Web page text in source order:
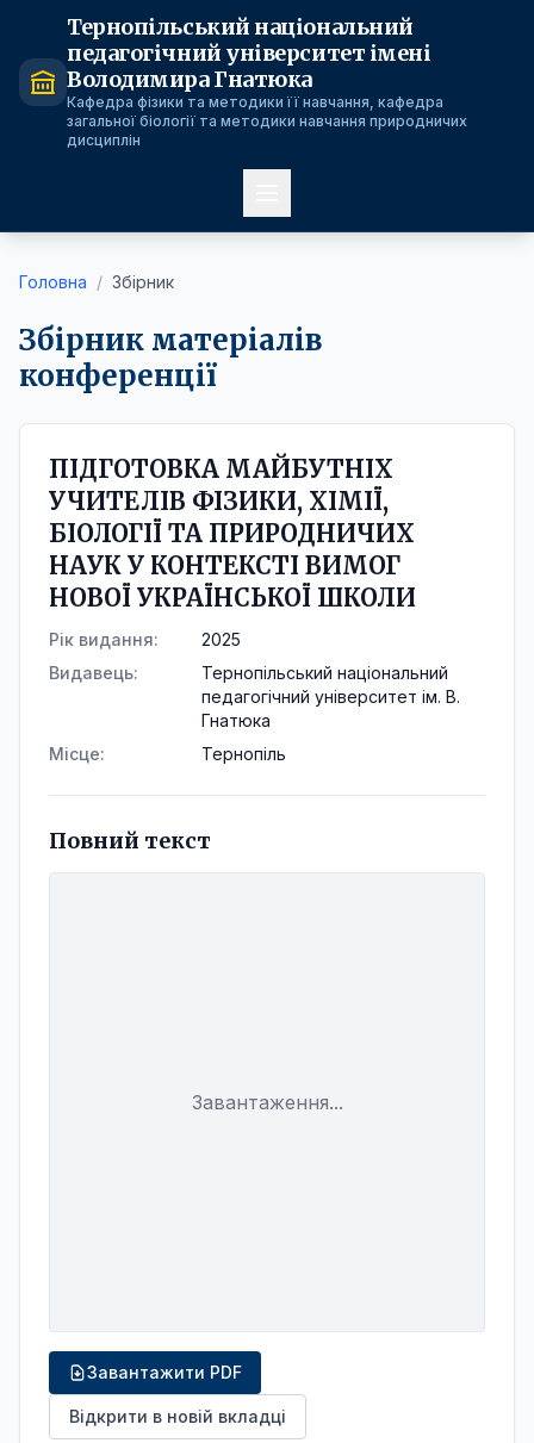
Тернопільський національний
педагогічний університет імені
Володимира Гнатюка
Кафедра фізики та методики її навчання, кафедра
загальної біології та методики навчання природничих
дисциплін
Головна / Збірник
Збірник матеріалів
конференції
ПІДГОТОВКА МАЙБУТНІХ
УЧИТЕЛІВ ФІЗИКИ, ХІМІЇ,
БІОЛОГІЇ ТА ПРИРОДНИЧИХ
НАУК У КОНТЕКСТІ ВИМОГ
НОВОЇ УКРАЇНСЬКОЇ ШКОЛИ
Рік видання:
2025
Видавець:
Тернопільський національний
педагогічний університет ім. В.
Гнатюка
Місце:
Тернопіль
Повний текст
Завантаження...
Завантажити PDF
Відкрити в новій вкладці